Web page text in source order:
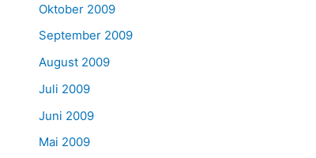
Oktober 2009
September 2009
August 2009
Juli 2009
Juni 2009
Mai 2009